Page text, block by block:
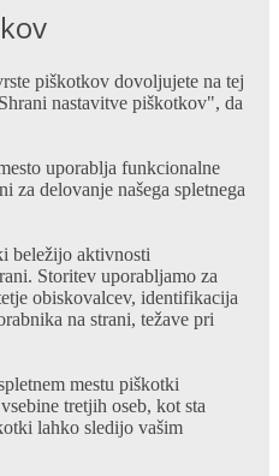
piškotkov dovoljujete na tej
nastavitve piškotkov", da
uporablja funkcionalne
za delovanje našega spletnega
beležijo aktivnosti
Storitev uporabljamo za
obiskovalcev, identifikacija
na strani, težave pri
mestu piškotki
tretjih oseb, kot sta
lahko sledijo vašim